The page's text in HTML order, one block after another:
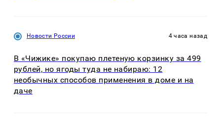
Новости России 4 часа назад
В «Чижике» покупаю плетеную корзинку за 499
рублей, но ягоды туда не набираю: 12
необычных способов применения в доме и на
даче